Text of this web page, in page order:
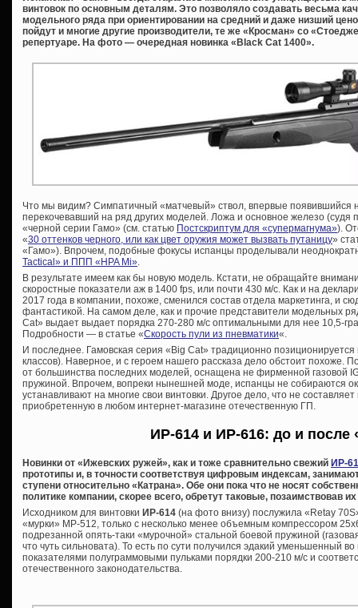
винтовок по основным деталям. Это позволяло создавать весьма
модельного ряда при ориентировании на средний и даже низший
пойдут и многие другие производители, те же «Кросман» со
репертуаре. На фото — очередная новинка «Black Cat 1400».
Что мы видим? Симпатичный «матчевый» ствол, впервые появившийся
перекочевавший на ряд других моделей. Ложа и основное железо (судя
«черной серии Гамо» (см. статью Постскриптум для «супермагнума»).
«30 оттенков черного, или как цвет оружия может вызвать путаницу»
«Гамо»). Впрочем, подобные фокусы испанцы проделывали
Tactical» и ППП «HPA Mi»
В результате имеем как бы новую модель. Кстати, не обращайте
скоростные показатели аж в 1400 fps, или почти 430 м/с. Как и на
2017 года в компании, похоже, сменился состав отдела маркетинга, и
фантастикой. На самом деле, как и прочие представители модельных
Cat» выдает выдает порядка 270-280 м/с оптимальными для нее 10,5-
Подробности — в статье «Скорость пули из пневматики«.
И последнее. Гамовская серия «Big Cat» традиционно позиционируется
классов). Наверное, и с героем нашего рассказа дело обстоит похоже.
от большинства последних моделей, оснащена не фирменной газовой
пружиной. Впрочем, вопреки нынешней моде, испанцы не собираются
устанавливают на многие свои винтовки. Другое дело, что не
приобретенную в любом интернет-магазине отечественную ГП.
ИР-614 и ИР-616: до и после
Новинки от «Ижевских ружей», как и тоже сравнительно свежий ИР-
прототипы и, в точности соответствуя цифровым индексам,
ступени относительно «Катрана». Обе они пока что не носят
политике компании, скорее всего, обретут таковые, позаимствовав
Исходником для винтовки ИР-614 (на фото внизу) послужила «Retay
«мурки» МР-512, только с несколько менее объемным компрессором
подрезанной опять-таки «мурочной» стальной боевой пружиной
что чуть сильновата). То есть по сути получился эдакий уменьшенный
показателями полуграммовыми пульками порядки 200-210 м/с и
отечественного законодательства.